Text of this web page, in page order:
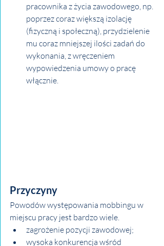
pracownika z życia zawodowego, np.
poprzez coraz większą izolację
(fizyczną i społeczną), przydzielenie
mu coraz mniejszej ilości zadań do
wykonania, z wręczeniem
wypowiedzenia umowy o pracę
włącznie.
Przyczyny
Powodów występowania mobbingu w
miejscu pracy jest bardzo wiele.
zagrożenie pozycji zawodowej;
wysoka konkurencja wśród